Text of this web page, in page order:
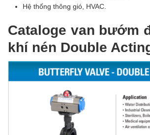
Hệ thống thông gió, HVAC.
Cataloge van bướm
khí nén Double